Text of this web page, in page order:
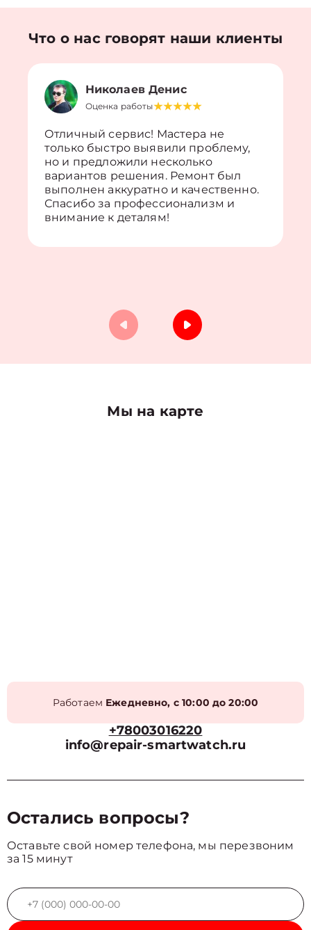
Что о нас говорят наши клиенты
Николаев Денис
Оценка работы
Отличный сервис! Мастера не
только быстро выявили проблему,
но и предложили несколько
вариантов решения. Ремонт был
выполнен аккуратно и качественно.
Спасибо за профессионализм и
внимание к деталям!
Мы на карте
Работаем Ежедневно, с 10:00 до 20:00
+78003016220
info@repair-smartwatch.ru
Остались вопросы?
Оставьте свой номер телефона, мы перезвоним
за 15 минут